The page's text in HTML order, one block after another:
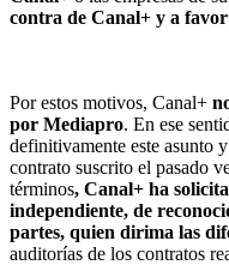
contra de Canal+ y a
Por estos motivos, Canal+
por Mediapro. En ese
definitivamente este asunto
contrato suscrito el pasado
términos, Canal+ ha
independiente, de
partes, quien dirima las
auditorías de los contratos